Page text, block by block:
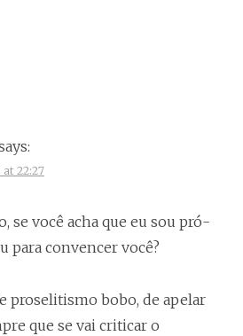
at 22:27
se você acha que eu sou pró-
para convencer você?
proselitismo bobo, de apelar
que se vai criticar o